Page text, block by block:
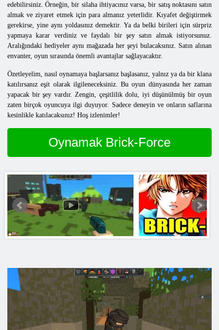
edebilirsiniz. Örneğin, bir silaha ihtiyacınız varsa, bir satış noktasını satın
almak ve ziyaret etmek için para almanız yeterlidir. Kıyafet değiştirmek
gerekirse, yine aynı yoldasınız demektir. Ya da belki birileri için sürpriz
yapmaya karar verdiniz ve faydalı bir şey satın almak istiyorsunuz.
Aralığındaki hediyeler aynı mağazada her şeyi bulacaksınız. Satın alınan
envanter, oyun sırasında önemli avantajlar sağlayacaktır.
Özetleyelim, nasıl oynamaya başlarsanız başlasanız, yalnız ya da bir klana
katılırsanız eşit olarak ilgileneceksiniz. Bu oyun dünyasında her zaman
yapacak bir şey vardır. Zengin, çeşitlilik dolu, iyi düşünülmüş bir oyun
zaten birçok oyuncuya ilgi duyuyor. Sadece deneyin ve onların saflarına
kesinlikle katılacaksınız! Hoş izlenimler!
Oynamak Brick-Force